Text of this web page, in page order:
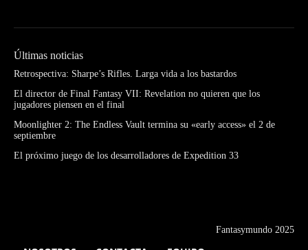
Últimas noticias
Retrospectiva: Sharpe’s Rifles. Larga vida a los bastardos
El director de Final Fantasy VII: Revelation no quieren que los
jugadores piensen en el final
Moonlighter 2: The Endless Vault termina su «early access» el 2 de
septiembre
El próximo juego de los desarrolladores de Expedition 33
Fantasymundo 2025